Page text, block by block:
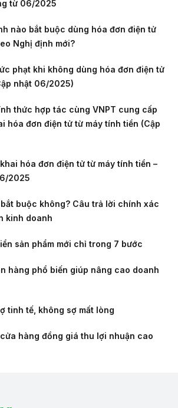
từ 06/2025
nào bắt buộc dùng hóa đơn điện tử
Nghị định mới?
phạt khi không dùng hóa đơn điện tử
nhật 06/2025)
thức hợp tác cùng VNPT cung cấp
hóa đơn điện tử từ máy tính tiền (Cập
hóa đơn điện tử từ máy tính tiền –
2025
buộc không? Câu trả lời chính xác
kinh doanh
sản phẩm mới chỉ trong 7 bước
hàng phổ biến giúp nâng cao doanh
tinh tế, không sợ mất lòng
hàng đồng giá thu lợi nhuận cao